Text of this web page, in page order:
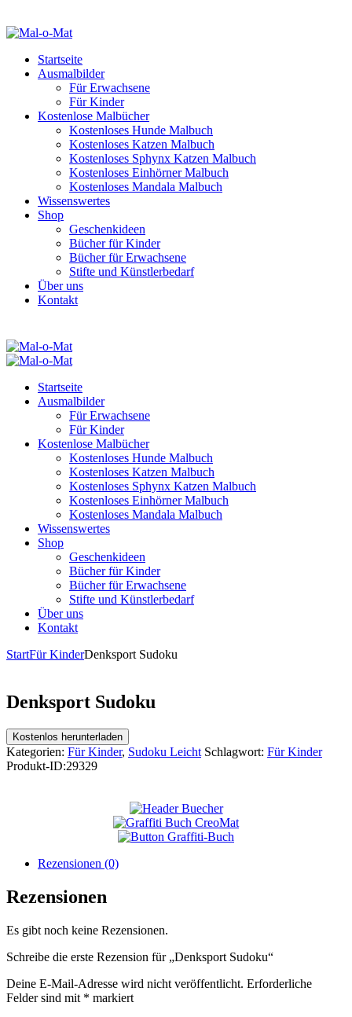
Startseite
Ausmalbilder
Für Erwachsene
Für Kinder
Kostenlose Malbücher
Kostenloses Hunde Malbuch
Kostenloses Katzen Malbuch
Kostenloses Sphynx Katzen Malbuch
Kostenloses Einhörner Malbuch
Kostenloses Mandala Malbuch
Wissenswertes
Shop
Geschenkideen
Bücher für Kinder
Bücher für Erwachsene
Stifte und Künstlerbedarf
Über uns
Kontakt
Startseite
Ausmalbilder
Für Erwachsene
Für Kinder
Kostenlose Malbücher
Kostenloses Hunde Malbuch
Kostenloses Katzen Malbuch
Kostenloses Sphynx Katzen Malbuch
Kostenloses Einhörner Malbuch
Kostenloses Mandala Malbuch
Wissenswertes
Shop
Geschenkideen
Bücher für Kinder
Bücher für Erwachsene
Stifte und Künstlerbedarf
Über uns
Kontakt
StartFür KinderDenksport Sudoku
Denksport Sudoku
Kostenlos herunterladen
Kategorien: Für Kinder, Sudoku Leicht Schlagwort: Für Kinder
Produkt-ID:29329
Rezensionen (0)
Rezensionen
Es gibt noch keine Rezensionen.
Schreibe die erste Rezension für „Denksport Sudoku“
Deine E-Mail-Adresse wird nicht veröffentlicht. Erforderliche
Felder sind mit * markiert